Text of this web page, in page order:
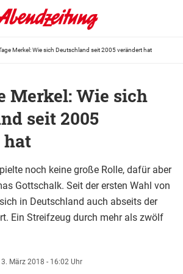
Merkel: Wie sich Deutschland seit 2005 verändert hat
Merkel: Wie sich
seit 2005
hat
noch keine große Rolle, dafür aber
Gottschalk. Seit der ersten Wahl von
in Deutschland auch abseits der
Ein Streifzeug durch mehr als zwölf
März 2018 - 16:02 Uhr